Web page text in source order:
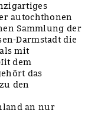
autochthonen
Sammlung der
Darmstadt die
mit
dem
das
den
an nur